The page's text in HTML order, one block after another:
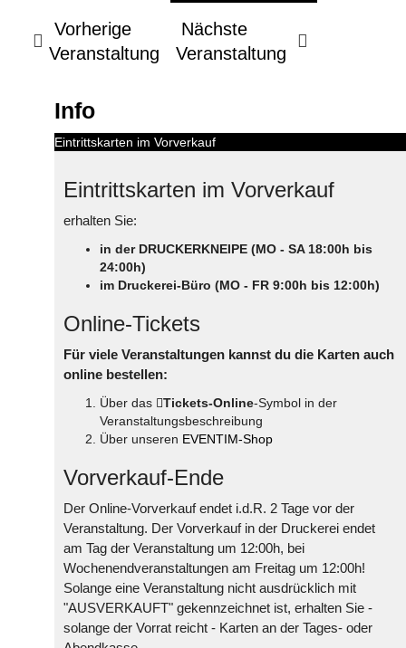
Vorherige
Veranstaltung
Nächste
Veranstaltung
Info
Eintrittskarten im Vorverkauf
Eintrittskarten im Vorverkauf
erhalten Sie:
in der DRUCKERKNEIPE (MO - SA 18:00h bis
24:00h)
im Druckerei-Büro (MO - FR 9:00h bis 12:00h)
Online-Tickets
Für viele Veranstaltungen kannst du die Karten auch
online bestellen:
Über das Tickets-Online-Symbol in der
Veranstaltungsbeschreibung
Über unseren EVENTIM-Shop
Vorverkauf-Ende
Der Online-Vorverkauf endet i.d.R. 2 Tage vor der
Veranstaltung. Der Vorverkauf in der Druckerei endet
am Tag der Veranstaltung um 12:00h, bei
Wochenendveranstaltungen am Freitag um 12:00h!
Solange eine Veranstaltung nicht ausdrücklich mit
"AUSVERKAUFT" gekennzeichnet ist, erhalten Sie -
solange der Vorrat reicht - Karten an der Tages- oder